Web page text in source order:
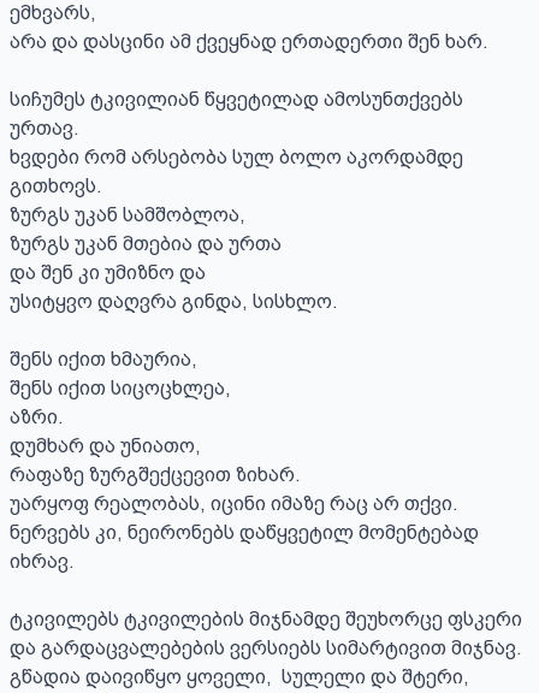
ემხვარს,
არა და დასცინი ამ ქვეყნად ერთადერთი შენ ხარ.
სიჩუმეს ტკივილიან წყვეტილად ამოსუნთქვებს
ურთავ.
ხვდები რომ არსებობა სულ ბოლო აკორდამდე
გითხოვს.
ზურგს უკან სამშობლოა,
ზურგს უკან მთებია და ურთა
და შენ კი უმიზნო და
უსიტყვო დაღვრა გინდა, სისხლო.
შენს იქით ხმაურია,
შენს იქით სიცოცხლეა,
აზრი.
დუმხარ და უნიათო,
რაფაზე ზურგშექცევით ზიხარ.
უარყოფ რეალობას, იცინი იმაზე რაც არ თქვი.
ნერვებს კი, ნეირონებს დაწყვეტილ მომენტებად
იხრავ.
ტკივილებს ტკივილების მიჯნამდე შეუხორცე ფსკერი
და გარდაცვალებების ვერსიებს სიმარტივით მიჯნავ.
გწადია დაივიწყო ყოველი,  სულელი და შტერი,